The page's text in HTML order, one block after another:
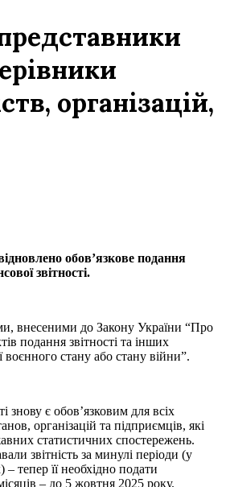
організацій,
обов’язкове подання
звітності.
внесеними до Закону України “Про
подання звітності та інших
воєнного стану або стану війни”.
знову є обов’язковим для всіх
організацій та підприємців, які
статистичних спостережень.
звітність за минулі періоди (у
тепер її необхідно подати
– до 5 жовтня 2025 року.